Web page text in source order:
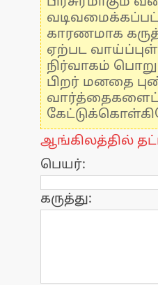
காரணமாக
ஏற்பட
நிர்வாகம்
பிறர் மனதை
வார்த்தைகளைப்
ஆங்கிலத்தில்
பெயர்:
கருத்து: